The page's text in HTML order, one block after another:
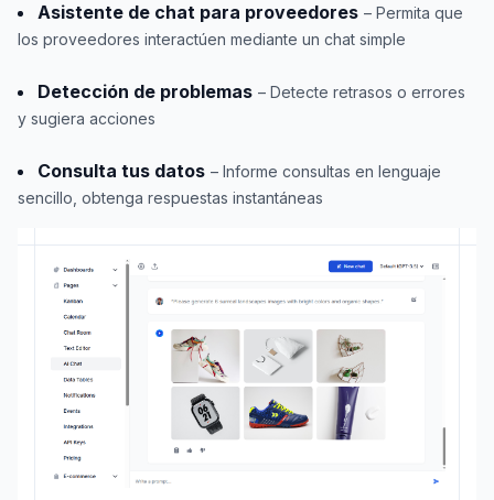
Asistente de chat para proveedores – Permita que
los proveedores interactúen mediante un chat simple
Detección de problemas – Detecte retrasos o errores
y sugiera acciones
Consulta tus datos – Informe consultas en lenguaje
sencillo, obtenga respuestas instantáneas